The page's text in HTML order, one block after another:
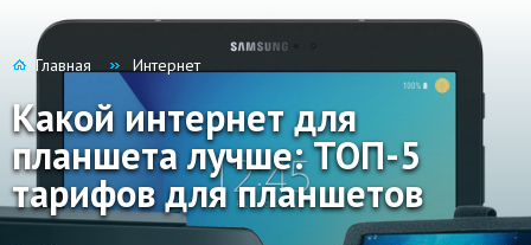
Главная Интернет
Какой интернет для
планшета лучше: ТОП-5
тарифов для планшетов